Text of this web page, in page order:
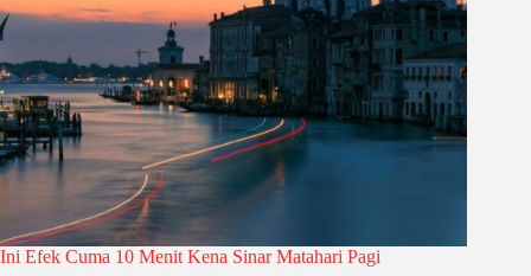
Ini Efek Cuma 10 Menit Kena Sinar Matahari Pagi